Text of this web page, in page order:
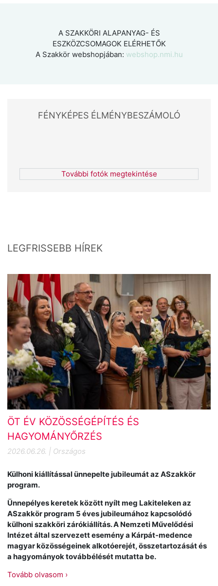
A SZAKKÖRI ALAPANYAG- ÉS
ESZKÖZCSOMAGOK ELÉRHETŐK
A Szakkör webshopjában: webshop.nmi.hu
FÉNYKÉPES ÉLMÉNYBESZÁMOLÓ
További fotók megtekintése
LEGFRISSEBB HÍREK
ÖT ÉV KÖZÖSSÉGÉPÍTÉS ÉS
HAGYOMÁNYŐRZÉS
2026.06.26. | Országos
Külhoni kiállítással ünnepelte jubileumát az ASzakkör
program.
Ünnepélyes keretek között nyílt meg Lakiteleken az
ASzakkör program 5 éves jubileumához kapcsolódó
külhoni szakköri zárókiállítás. A Nemzeti Művelődési
Intézet által szervezett esemény a Kárpát-medence
magyar közösségeinek alkotóerejét, összetartozását és
a hagyományok továbbélését mutatta be.
Tovább olvasom ›